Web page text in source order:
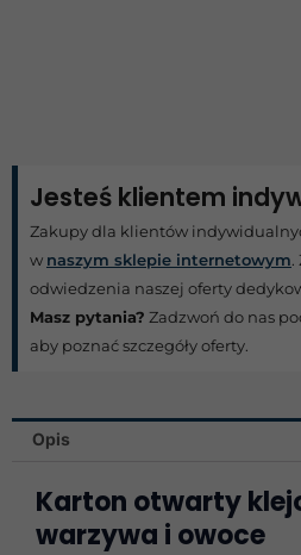
Jesteś klientem
Zakupy dla klientów
w naszym sklepie internetowym.
odwiedzenia naszej oferty
Masz pytania? Zadzwoń do nas
aby poznać szczegóły oferty.
Opis
Karton otwarty
warzywa i owoce